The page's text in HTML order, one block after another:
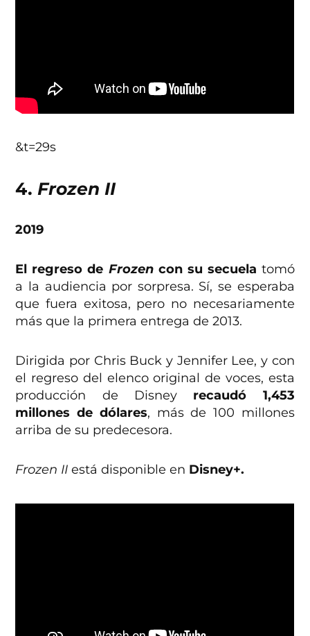
&t=29s
4.Frozen II
2019
El regreso de Frozencon su secuela tomó
a la audiencia por sorpresa. Sí, se esperaba
que fuera exitosa, pero no necesariamente
más que la primera entrega de 2013.
Dirigida por Chris Buck y Jennifer Lee, y con
el regreso del elenco original de voces, esta
producción de Disney recaudó 1,453
millones de dólares, más de 100 millones
arriba de su predecesora.
Frozen II está disponible en Disney+.